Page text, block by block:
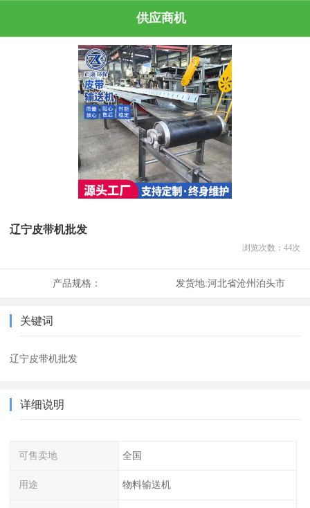
供应商机
辽宁皮带机批发
浏览次数： 44次
产品规格： 发货地:河北省沧州泊头市
关键词
辽宁皮带机批发
详细说明
可售卖地 全国
用途 物料输送机